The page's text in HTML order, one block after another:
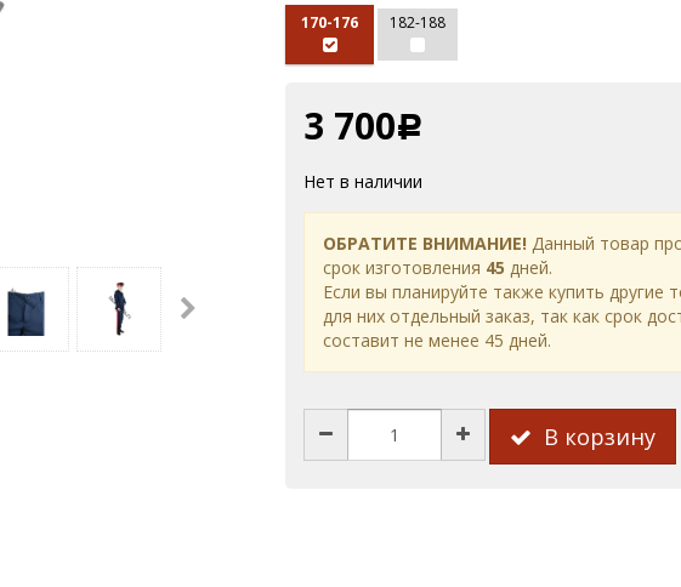
170-176 182-188
3 700Р
Нет в наличии
ОБРАТИТЕ ВНИМАНИЕ! Данный товар
срок изготовления 45 дней.
Если вы планируйте также купить
для них отдельный заказ, так как срок
составит не менее 45 дней.
В корзину